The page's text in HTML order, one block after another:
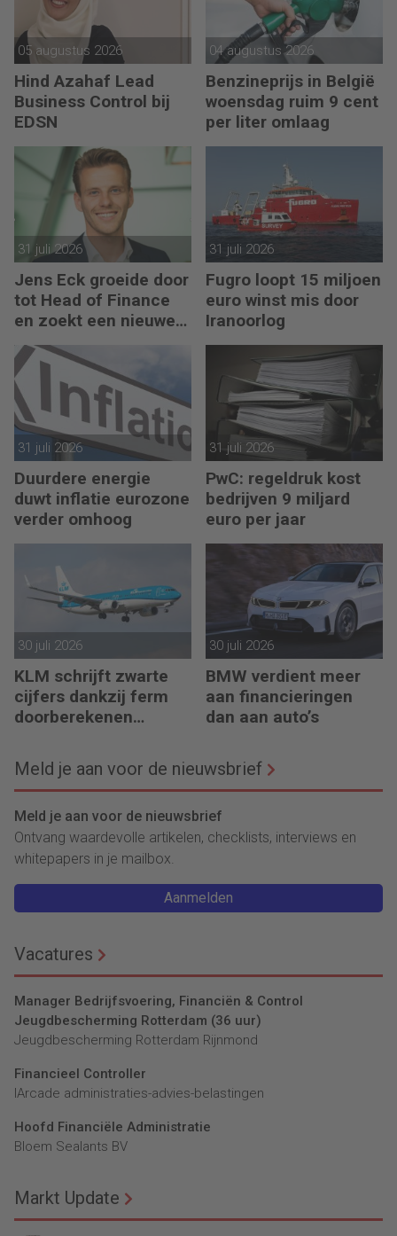
05 augustus 2026
Hind Azahaf Lead
Business Control bij
EDSN
04 augustus 2026
Benzineprijs in België
woensdag ruim 9 cent
per liter omlaag
31 juli 2026
Jens Eck groeide door
tot Head of Finance
en zoekt een nieuwe
uitdaging
31 juli 2026
Fugro loopt 15 miljoen
euro winst mis door
Iranoorlog
31 juli 2026
Duurdere energie
duwt inflatie eurozone
verder omhoog
31 juli 2026
PwC: regeldruk kost
bedrijven 9 miljard
euro per jaar
30 juli 2026
KLM schrijft zwarte
cijfers dankzij ferm
doorberekenen
30 juli 2026
BMW verdient meer
aan financieringen
dan aan auto’s
Meld je aan voor de nieuwsbrief
Meld je aan voor de nieuwsbrief
Ontvang waardevolle artikelen, checklists, interviews en
whitepapers in je mailbox.
Aanmelden
Vacatures
Manager Bedrijfsvoering, Financiën & Control
Jeugdbescherming Rotterdam (36 uur)
Jeugdbescherming Rotterdam Rijnmond
Financieel Controller
lArcade administraties-advies-belastingen
Hoofd Financiële Administratie
Bloem Sealants BV
Markt Update